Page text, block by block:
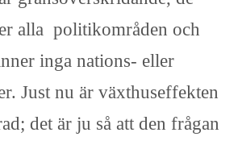
alla politikområden och
inga nations- eller
Just nu är växthuseffekten
det är ju så att den frågan